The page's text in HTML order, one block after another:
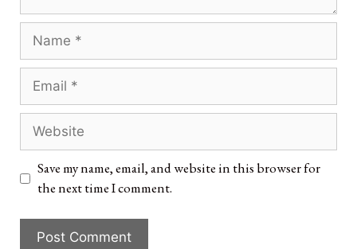
Save my name, email, and website in this browser for
the next time I comment.